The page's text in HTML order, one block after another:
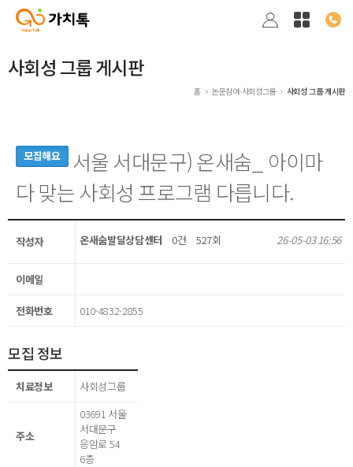
사회성 그룹 게시판
홈 논문참여·사회성그룹 사회성 그룹 게시판
모집해요
서울 서대문구) 온새숨_ 아이마
다 맞는 사회성 프로그램 다릅니다.
작성자 온새숨발달상담센터 0건 527회 26-05-03 16:56
이메일
전화번호 010-4832-2855
모집 정보
치료정보 사회성그룹
주소
03691 서울
서대문구
응암로 54
6층